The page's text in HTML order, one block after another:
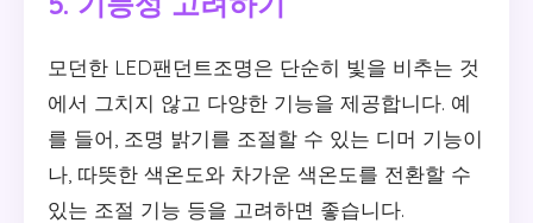
모던한 LED팬던트조명은 단순히 빛을 비추는 것
에서 그치지 않고 다양한 기능을 제공합니다. 예
를 들어, 조명 밝기를 조절할 수 있는 디머 기능이
나, 따뜻한 색온도와 차가운 색온도를 전환할 수
있는 조절 기능 등을 고려하면 좋습니다.